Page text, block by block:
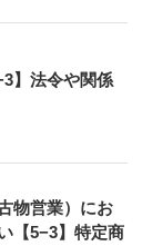
】法令や関係
物営業）にお
【5−3】特定商